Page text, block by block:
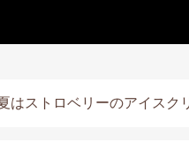
はストロベリーのアイスク